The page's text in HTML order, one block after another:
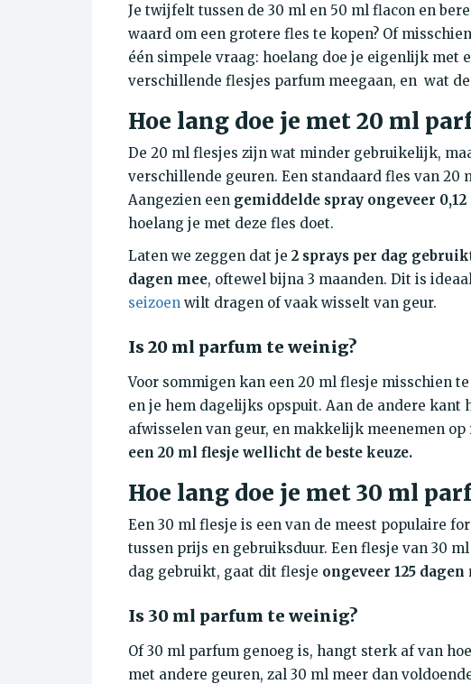
Je twijfelt tussen de 30 ml en 50 ml flacon en
waard om een grotere fles te kopen? Of
één simpele vraag: hoelang doe je eigenlijk met
verschillende flesjes parfum meegaan, en wat
Hoe lang doe je met 20 ml
De 20 ml flesjes zijn wat minder gebruikelijk,
verschillende geuren. Een standaard fles van 20
Aangezien een gemiddelde spray ongeveer
hoelang je met deze fles doet.
Laten we zeggen dat je 2 sprays per dag
dagen mee, oftewel bijna 3 maanden. Dit is
seizoen wilt dragen of vaak wisselt van geur.
Is 20 ml parfum te weinig?
Voor sommigen kan een 20 ml flesje misschien
en je hem dagelijks opspuit. Aan de andere kant
afwisselen van geur, en makkelijk meenemen op
een 20 ml flesje wellicht de beste keuze.
Hoe lang doe je met 30 ml
Een 30 ml flesje is een van de meest populaire
tussen prijs en gebruiksduur. Een flesje van 30
dag gebruikt, gaat dit flesje ongeveer 125
Is 30 ml parfum te weinig?
Of 30 ml parfum genoeg is, hangt sterk af van
met andere geuren, zal 30 ml meer dan